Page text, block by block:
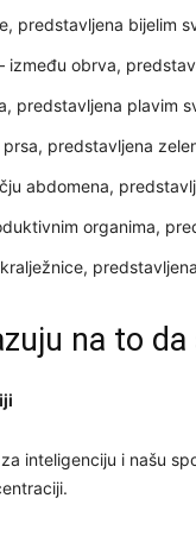
predstavljena bijelim
između obrva,
predstavljena plavim
predstavljena
abdomena,
organima,
na to
inteligenciju i našu